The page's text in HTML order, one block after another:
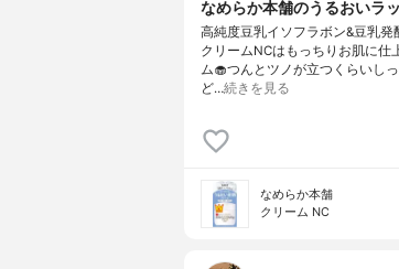
なめらか本舗のうるおいラ
高純度豆乳イソフラボン&豆乳
クリームNCはもっちりお肌に仕
ム🧁つんとツノが立つくらいし
ど…続きを見る
なめらか本舗
クリーム NC